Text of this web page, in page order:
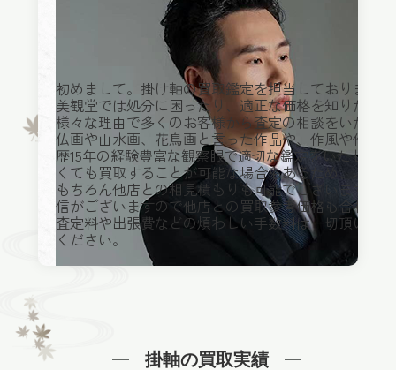
初めまして。掛け軸の買取鑑定を担当しております
美観堂では処分に困ったり、適正な価格を知りたい
様々な理由で多くのお客様から査定の相談をいただ
仏画や山水画、花鳥画と言った作品や、作風や作者
歴15年の経験豊富な観察眼で適切な鑑定をいたしま
くても買取することが可能な場合もあるため、お気
もちろん他店との相見積もりも可能でございます。
信がございますので他店との買取参考価格も合わせ
査定料や出張費などの煩わしい手数料は一切頂いて
ください。
掛軸の買取実績